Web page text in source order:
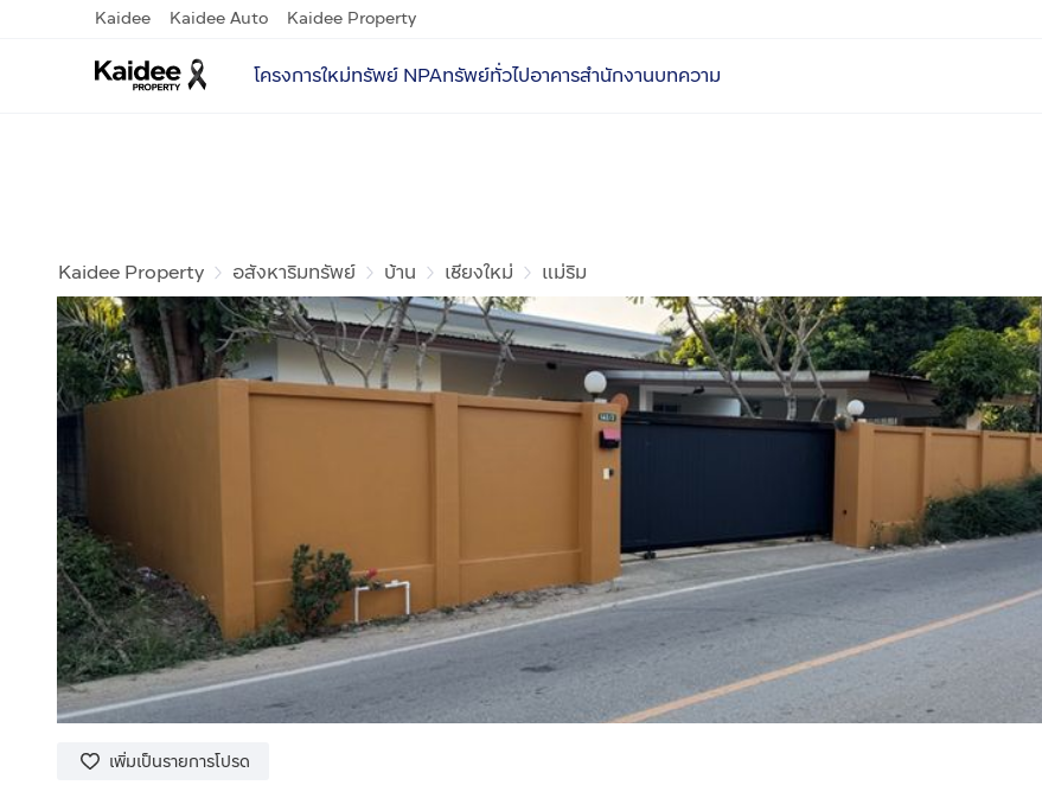
Kaidee Kaidee Auto Kaidee Property
โครงการใหม่ทรัพย์ NPAทรัพย์ทั่วไปอาคารสำนักงานบทความ
Kaidee Property อสังหาริมทรัพย์ บ้าน เชียงใหม่ แม่ริม
เพิ่มเป็นรายการโปรด